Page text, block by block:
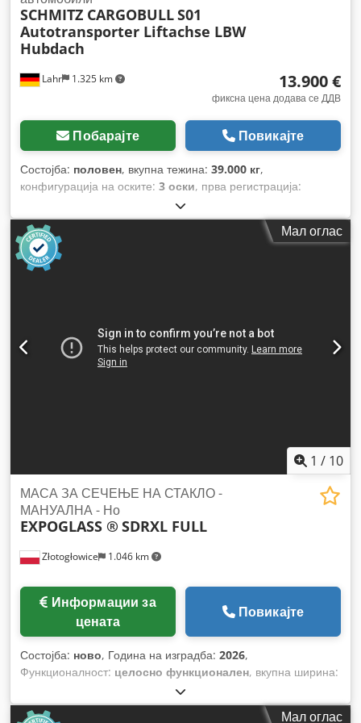
Lahr 1.325 km
SCHMITZ CARGOBULLS01
Autotransporter Liftachse LBW
Hubdach
13.900 €
фиксна цена додава се ДДВ
Побарајте Повикајте
Состојба: половен, вкупна тежина: 39.000 кг,
конфигурација на оските: 3 оски, прва регистрација:
, должина на товарниот простор:
ширина на товарниот простор:2.480 мм, висина на
просторот за товарење:
, волумен на товарниот
простор:
Мал оглас
1 / 10
Złotogłowice 1.046 km
МАСА ЗА СЕЧЕЊЕ НА СТАКЛО -
МАНУАЛНА - Но
EXPOGLASS ® SDRXL FULL
цената
Повикајте
Состојба: ново, Година на изградба: 2026,
Функционалност: целосно функционален, вкупна ширина:
3.400 мм
мм, вкупна тежина:950 кг, влезен струја:16 A,
Мал оглас